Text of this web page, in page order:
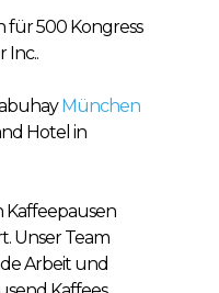
für 500 Kongress
Inc..
München
Hotel in
Kaffeepausen
Unser Team
Arbeit und